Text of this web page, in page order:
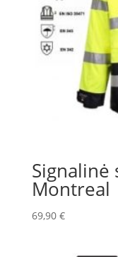
Signalinė
Montreal
69,90 €